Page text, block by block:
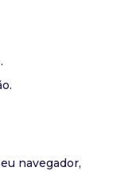
navegador,